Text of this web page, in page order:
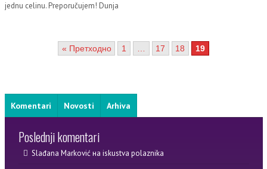
jednu celinu. Preporučujem! Dunja
« Претходно 1 17 18 19
Komentari Novosti Arhiva
Poslednji komentari
Slađana Markovićна iskustva polaznika